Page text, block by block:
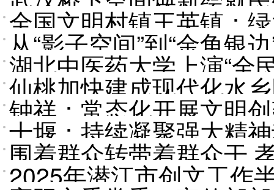
全国文明村镇王英镇：
从“影子空间”到“金角银
湖北中医药大学上演“全
仙桃加快建成现代化水
展排头兵
钟祥：常态化开展文明
十堰：持续凝聚强大精
围着群众转带着群众干
2025年潜江市创文工作